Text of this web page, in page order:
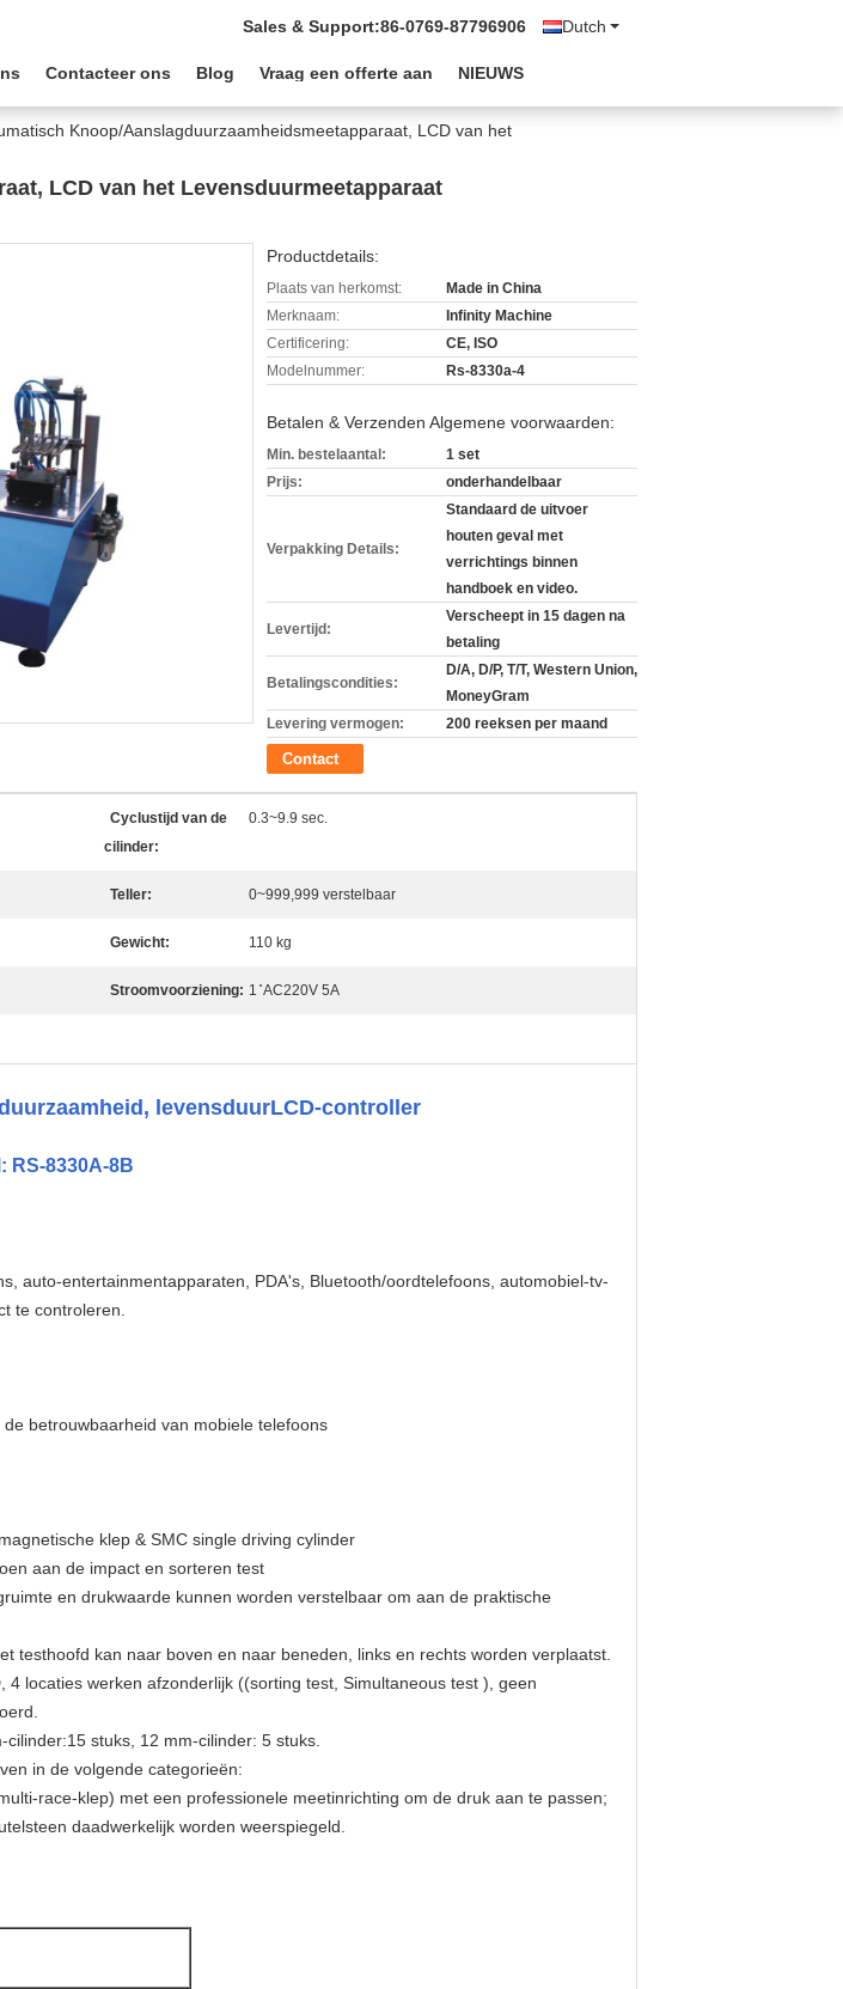
Dutch
Sales & Support:86-0769-87796906
Contacteer ons Blog Vraag een offerte aan NIEUWS
Knoop/Aanslagduurzaamheidsmeetapparaat, LCD van het
LCD van het Levensduurmeetapparaat
Productdetails:
Plaats van herkomst:
Made in China
Merknaam:
Infinity Machine
Certificering:
CE, ISO
Modelnummer:
Rs-8330a-4
Betalen & Verzenden Algemene voorwaarden:
Min. bestelaantal:
1 set
Prijs:
onderhandelbaar
Verpakking Details:
Standaard de uitvoer
houten geval met
verrichtings binnen
handboek en video.
Levertijd:
Verscheept in 15 dagen na
betaling
Betalingscondities:
D/A, D/P, T/T, Western Union,
MoneyGram
Levering vermogen:
200 reeksen per maand
Contact
Cyclustijd van de
cilinder:
0.3~9.9 sec.
Teller: 0~999,999 verstelbaar
Gewicht: 110 kg
Stroomvoorziening: 1 ̊ AC220V 5A
levensduurLCD-controller
RS-8330A-8B
auto-entertainmentapparaten, PDA's, Bluetooth/oordtelefoons, automobiel-tv-
te controleren.
betrouwbaarheid van mobiele telefoons
klep & SMC single driving cylinder
aan de impact en sorteren test
en drukwaarde kunnen worden verstelbaar om aan de praktische
kan naar boven en naar beneden, links en rechts worden verplaatst.
locaties werken afzonderlijk ((sorting test, Simultaneous test ), geen
stuks, 12 mm-cilinder: 5 stuks.
in de volgende categorieën:
race-klep) met een professionele meetinrichting om de druk aan te passen;
daadwerkelijk worden weerspiegeld.